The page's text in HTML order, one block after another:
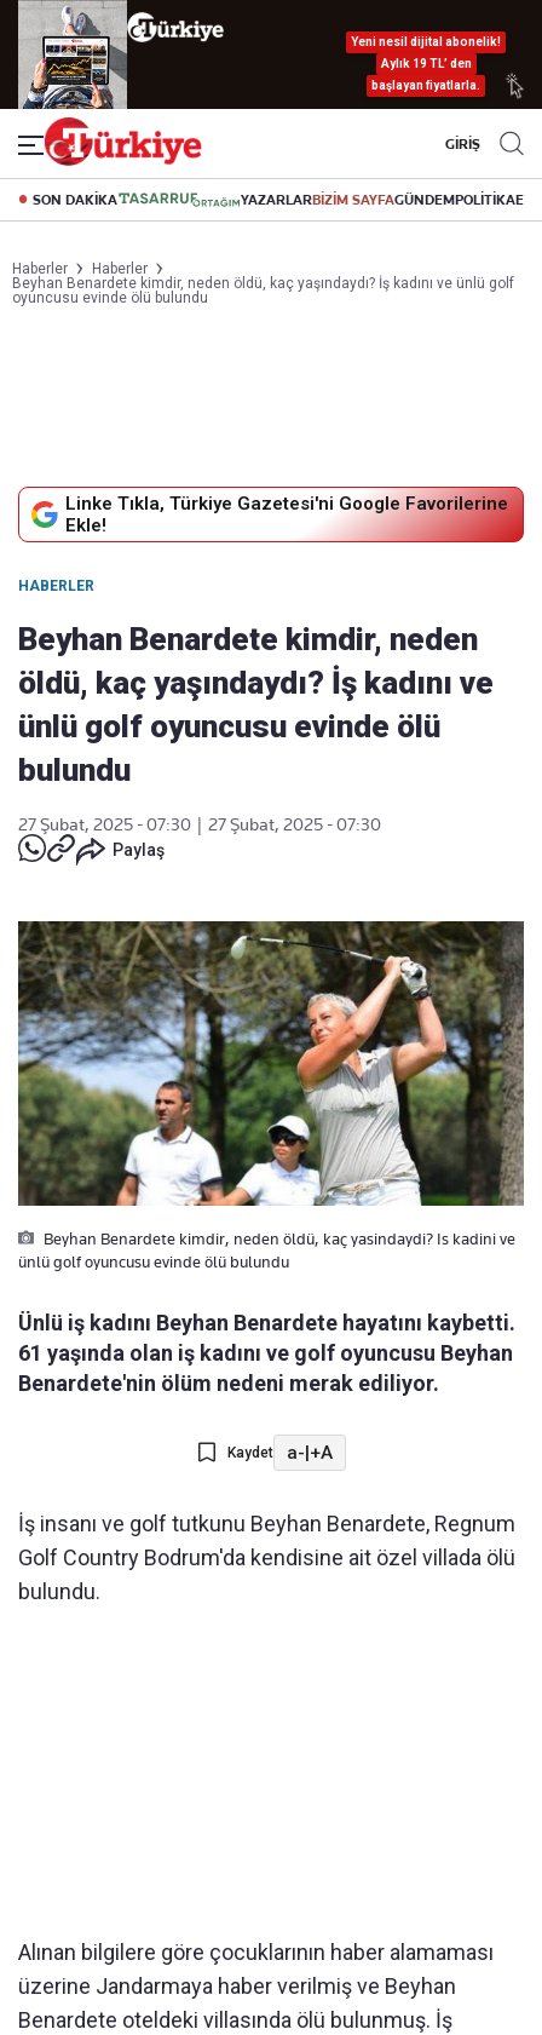
Yeni nesil dijital abonelik!
Aylık 19 TL’ den
başlayan fiyatlarla.
GİRİŞ
SON DAKİKA YAZARLARBİZİM SAYFAGÜNDEMPOLİTİKA
Haberler
Haberler
Beyhan Benardete kimdir, neden öldü, kaç yaşındaydı? İş kadını ve ünlü golf
oyuncusu evinde ölü bulundu
Linke Tıkla, Türkiye Gazetesi'ni Google Favorilerine
Ekle!
HABERLER
Beyhan Benardete kimdir, neden
öldü, kaç yaşındaydı? İş kadını ve
ünlü golf oyuncusu evinde ölü
bulundu
27 Şubat, 2025 - 07:30
27 Şubat, 2025 - 07:30
Paylaş
Beyhan Benardete kimdir, neden öldü, kaç yasindaydi? Is kadini ve
ünlü golf oyuncusu evinde ölü bulundu
Ünlü iş kadını Beyhan Benardete hayatını kaybetti.
61 yaşında olan iş kadını ve golf oyuncusu Beyhan
Benardete'nin ölüm nedeni merak ediliyor.
Kaydet a-|+A
İş insanı ve golf tutkunu Beyhan Benardete, Regnum
Golf Country Bodrum'da kendisine ait özel villada ölü
bulundu.
Alınan bilgilere göre çocuklarının haber alamaması
üzerine Jandarmaya haber verilmiş ve Beyhan
Benardete oteldeki villasında ölü bulunmuş. İş